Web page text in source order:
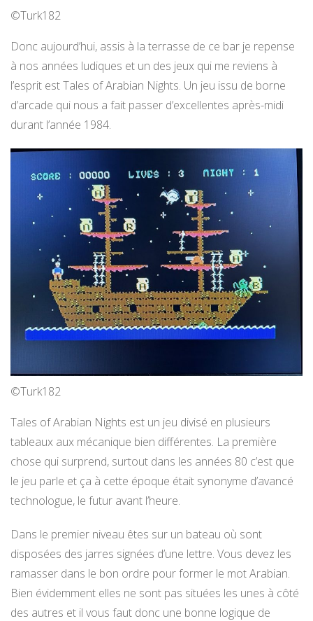
©Turk182
Donc aujourd’hui, assis à la terrasse de ce bar je repense
à nos années ludiques et un des jeux qui me reviens à
l’esprit est Tales of Arabian Nights. Un jeu issu de borne
d’arcade qui nous a fait passer d’excellentes après-midi
durant l’année 1984.
©Turk182
Tales of Arabian Nights est un jeu divisé en plusieurs
tableaux aux mécanique bien différentes. La première
chose qui surprend, surtout dans les années 80 c’est que
le jeu parle et ça à cette époque était synonyme d’avancé
technologue, le futur avant l’heure.
Dans le premier niveau êtes sur un bateau où sont
disposées des jarres signées d’une lettre. Vous devez les
ramasser dans le bon ordre pour former le mot Arabian.
Bien évidemment elles ne sont pas situées les unes à côté
des autres et il vous faut donc une bonne logique de